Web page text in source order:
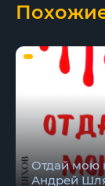
Отдай мою
Андрей